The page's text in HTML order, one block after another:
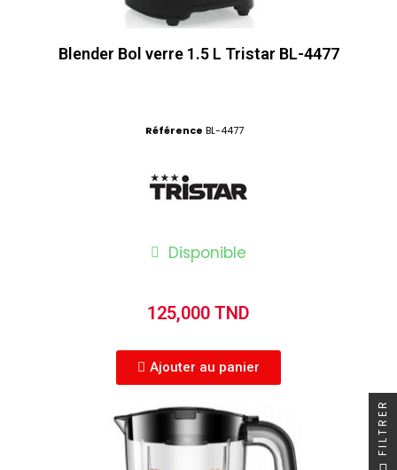
Blender Bol verre 1.5 L Tristar BL-4477
Référence BL-4477
Disponible
125,000 TND
Ajouter au panier
FILTRER